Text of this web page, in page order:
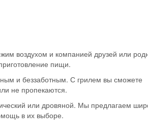
воздухом и компанией друзей или
пищи.
и беззаботным. С грилем вы сможете
не пропекаются.
или дровяной. Мы предлагаем
в их выборе.